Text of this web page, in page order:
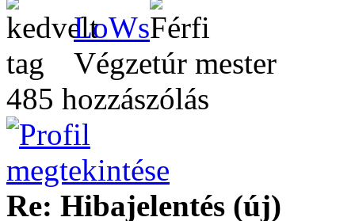
LoWs
Végzetúr mester
485 hozzászólás
Re: Hibajelentés (új)